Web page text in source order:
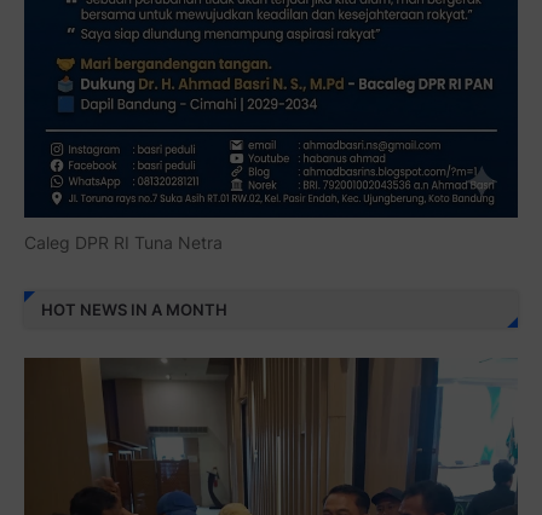
Caleg DPR RI Tuna Netra
HOT NEWS IN A MONTH